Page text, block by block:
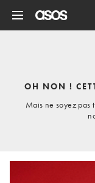
OH NON !
Mais ne soyez pas